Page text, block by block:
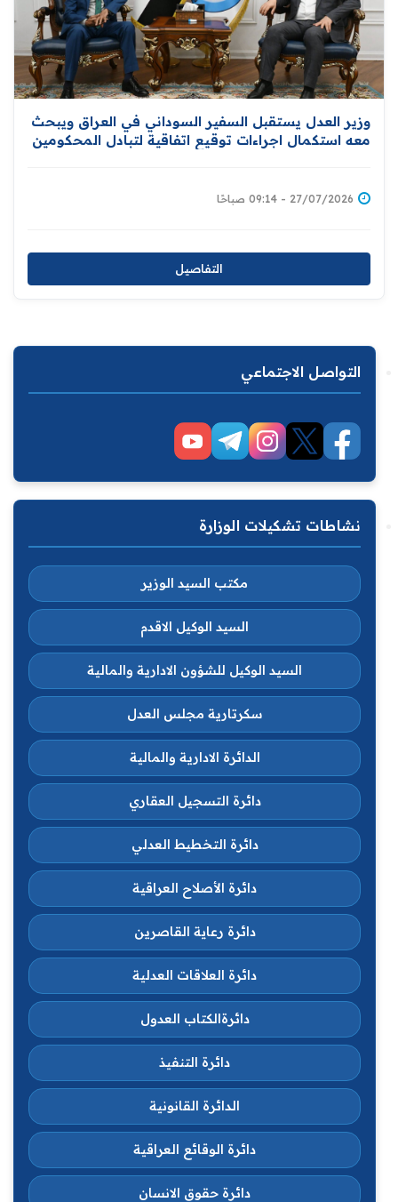
وزير العدل يستقبل السفير السوداني في العراق ويبحث
معه استكمال اجراءات توقيع اتفاقية لتبادل المحكومين
27/07/2026 - 09:14 صباحًا
التفاصيل
التواصل الاجتماعي
نشاطات تشكيلات الوزارة
مكتب السيد الوزير
السيد الوكيل الاقدم
السيد الوكيل للشؤون الادارية والمالية
سكرتارية مجلس العدل
الدائرة الادارية والمالية
دائرة التسجيل العقاري
دائرة التخطيط العدلي
دائرة الأصلاح العراقية
دائرة رعاية القاصرين
دائرة العلاقات العدلية
دائرةالكتاب العدول
دائرة التنفيذ
الدائرة القانونية
دائرة الوقائع العراقية
دائرة حقوق الانسان